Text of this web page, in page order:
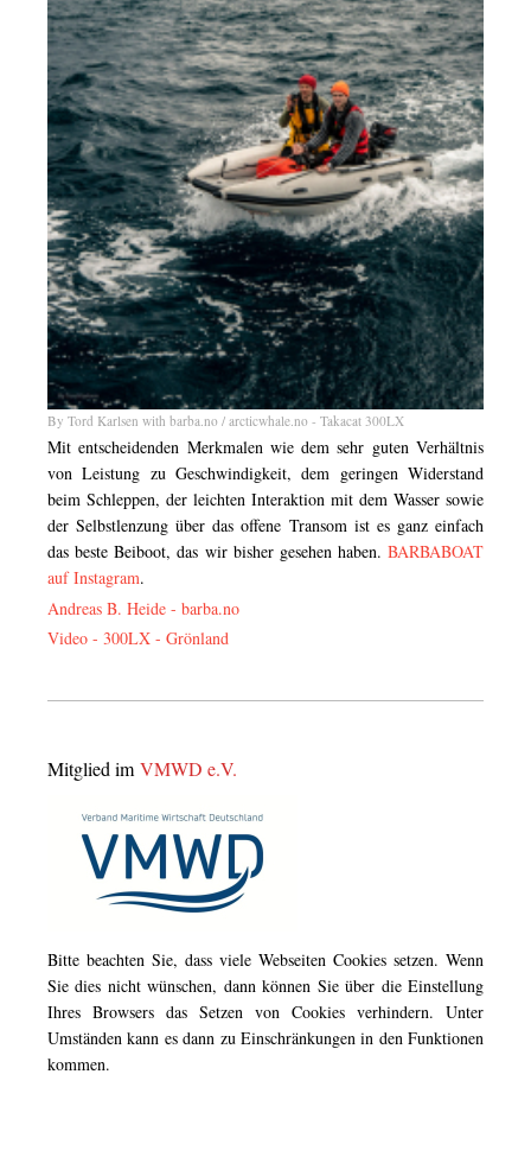
By Tord Karlsen with barba.no / arcticwhale.no - Takacat 300LX
Mit entscheidenden Merkmalen wie dem sehr guten Verhältnis
von Leistung zu Geschwindigkeit, dem geringen Widerstand
beim Schleppen, der leichten Interaktion mit dem Wasser sowie
der Selbstlenzung über das offene Transom ist es ganz einfach
das beste Beiboot, das wir bisher gesehen haben. BARBABOAT
auf Instagram.
Andreas B. Heide - barba.no
Video - 300LX - Grönland
Mitglied im VMWD e.V.
Bitte beachten Sie, dass viele Webseiten Cookies setzen. Wenn
Sie dies nicht wünschen, dann können Sie über die Einstellung
Ihres Browsers das Setzen von Cookies verhindern. Unter
Umständen kann es dann zu Einschränkungen in den Funktionen
kommen.